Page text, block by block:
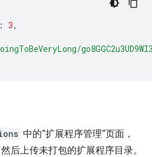
: 3,
中的“扩展程序管理”页面，
然后上传未打包的扩展程序目录。